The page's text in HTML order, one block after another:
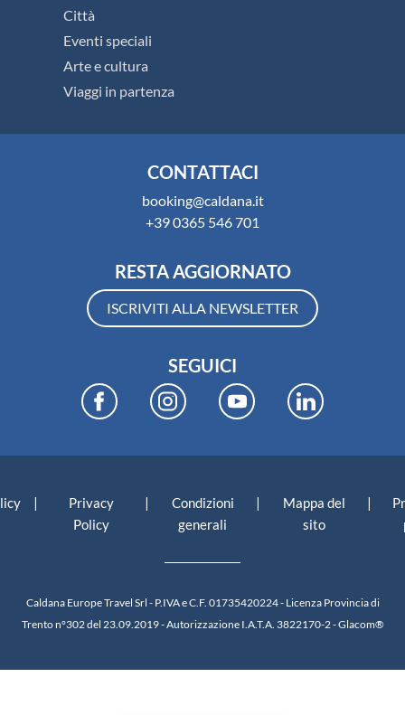
Città
Eventi speciali
Arte e cultura
Viaggi in partenza
CONTATTACI
booking@caldana.it
+39 0365 546 701
RESTA AGGIORNATO
ISCRIVITI ALLA NEWSLETTER
SEGUICI
|
Privacy
Policy
|
Condizioni
generali
|
Mappa del
sito
|
Caldana Europe Travel Srl - P.IVA e C.F. 01735420224 - Licenza Provincia di
Trento n°302 del 23.09.2019 - Autorizzazione I.A.T.A. 3822170-2 -Glacom®